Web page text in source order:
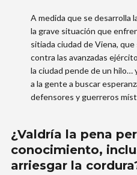
A medida que se desarrolla
la grave situación que
sitiada ciudad de Viena,
contra las avanzadas
la ciudad pende de un hilo…
a la gente a buscar
defensores y guerreros
¿Valdría la pena
conocimiento,
arriesgar la